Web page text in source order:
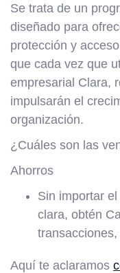
Se trata de un
diseñado para
protección y
que cada vez que
empresarial Clara,
impulsarán el
organización.
¿Cuáles son las
Ahorros
Sin importar
clara, obtén
Aquí te aclaramos